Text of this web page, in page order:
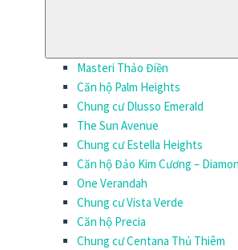
Masteri Thảo Điền
Căn hộ Palm Heights
Chung cư Dlusso Emerald
The Sun Avenue
Chung cư Estella Heights
Căn hộ Đảo Kim Cương –
One Verandah
Chung cư Vista Verde
Căn hộ Precia
Chung cư Centana Thủ Thiêm